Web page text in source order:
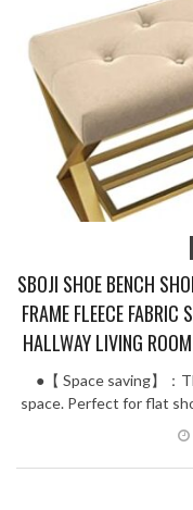
SBOJI SHOE BENCH
FRAME FLEECE FABRIC
HALLWAY LIVING
●【 Space saving】：
space. Perfect for flat